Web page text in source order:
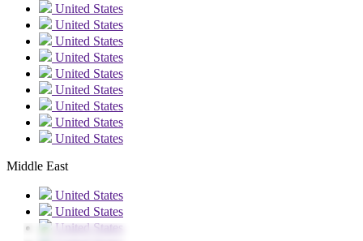
United States
United States
United States
United States
United States
United States
United States
United States
United States
Middle East
United States
United States
United States